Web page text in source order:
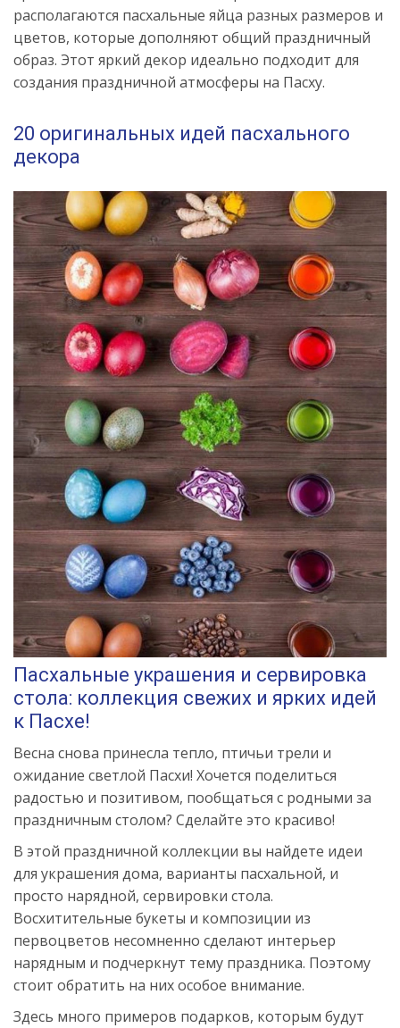
располагаются пасхальные яйца разных размеров и
цветов, которые дополняют общий праздничный
образ. Этот яркий декор идеально подходит для
создания праздничной атмосферы на Пасху.
20 оригинальных идей пасхального
декора
Пасхальные украшения и сервировка
стола: коллекция свежих и ярких идей
к Пасхе!
Весна снова принесла тепло, птичьи трели и
ожидание светлой Пасхи! Хочется поделиться
радостью и позитивом, пообщаться с родными за
праздничным столом? Сделайте это красиво!
В этой праздничной коллекции вы найдете идеи
для украшения дома, варианты пасхальной, и
просто нарядной, сервировки стола.
Восхитительные букеты и композиции из
первоцветов несомненно сделают интерьер
нарядным и подчеркнут тему праздника. Поэтому
стоит обратить на них особое внимание.
Здесь много примеров подарков, которым будут